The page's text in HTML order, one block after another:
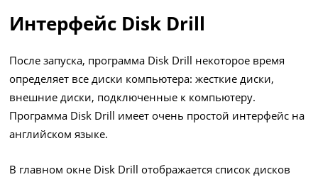
Интерфейс Disk Drill
После запуска, программа Disk Drill некоторое время
определяет все диски компьютера: жесткие диски,
внешние диски, подключенные к компьютеру.
Программа Disk Drill имеет очень простой интерфейс на
английском языке.
В главном окне Disk Drill отображается список дисков